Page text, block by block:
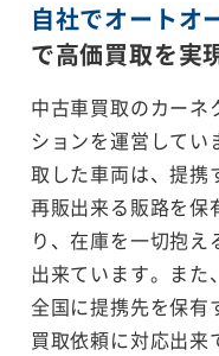
自社でオートオ
で高価買取を実
中古車買取のカーネ
ションを運営して
取した車両は、提
再販出来る販路を保
り、在庫を一切抱
出来ています。また
全国に提携先を保有
買取依頼に対応出来